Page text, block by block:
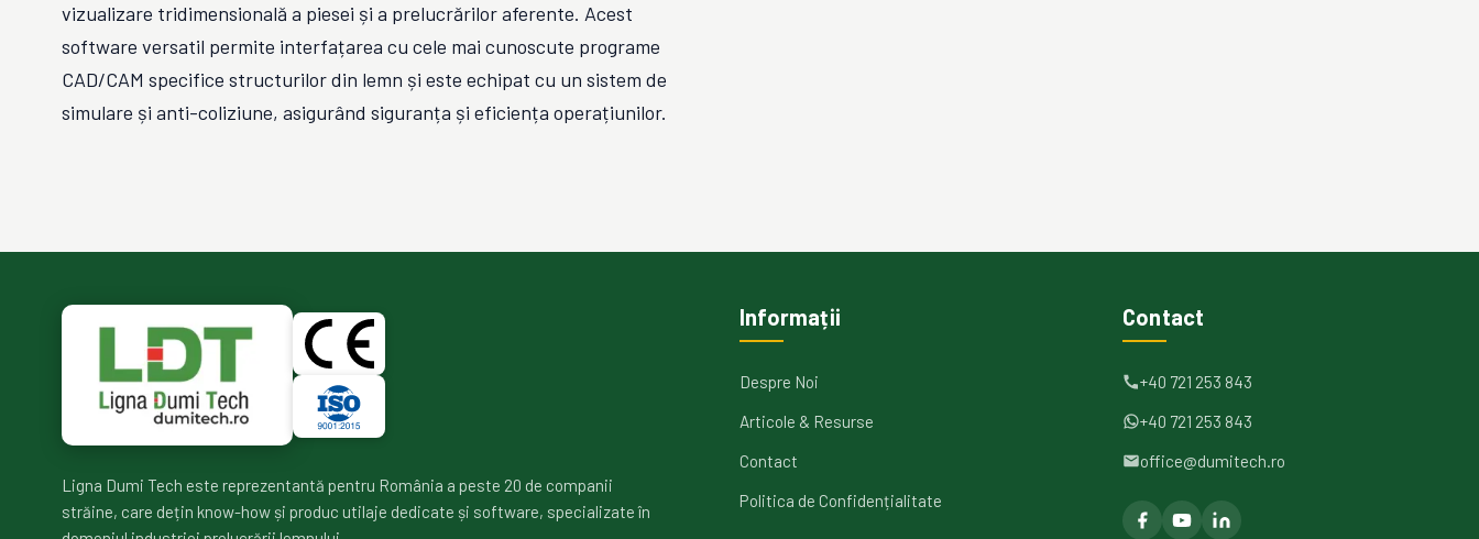
vizualizare tridimensională a piesei și a prelucrărilor aferente. Acest
software versatil permite interfațarea cu cele mai cunoscute programe
CAD/CAM specifice structurilor din lemn și este echipat cu un sistem de
simulare și anti-coliziune, asigurând siguranța și eficiența operațiunilor.
Ligna Dumi Tech este reprezentantă pentru România a peste 20 de companii
străine, care dețin know-how și produc utilaje dedicate și software, specializate în
Informații
Despre Noi
Articole & Resurse
Contact
Politica de Confidențialitate
Contact
+40 721 253 843
+40 721 253 843
office@dumitech.ro